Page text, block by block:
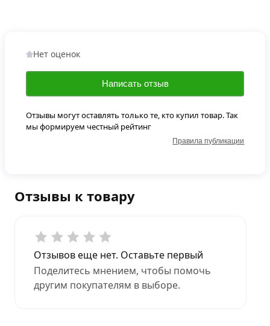
Отзывы к товару
Отзывов еще нет. Оставьте первый
Поделитесь мнением, чтобы помочь
другим покупателям в выборе.
Нет оценок
Написать отзыв
Отзывы могут оставлять только те, кто купил товар. Так
мы формируем честный рейтинг
Правила публикации